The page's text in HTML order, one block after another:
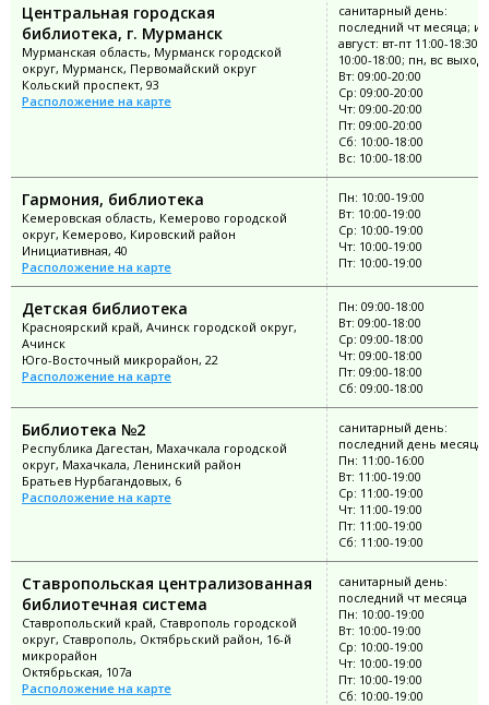
Центральная городская
библиотека, г. Мурманск
Мурманская область, Мурманск городской
округ, Мурманск, Первомайский округ
Кольский проспект, 93
Расположение на карте
санитарный день:
последний чт месяца;
август: вт-пт 11:00-18:30;
10:00-18:00; пн, вс
Вт: 09:00-20:00
Ср: 09:00-20:00
Чт: 09:00-20:00
Пт: 09:00-20:00
Сб: 10:00-18:00
Вс: 10:00-18:00
Гармония, библиотека
Кемеровская область, Кемерово городской
округ, Кемерово, Кировский район
Инициативная, 40
Расположение на карте
Пн: 10:00-19:00
Вт: 10:00-19:00
Ср: 10:00-19:00
Чт: 10:00-19:00
Пт: 10:00-19:00
Детская библиотека
Красноярский край, Ачинск городской округ,
Ачинск
Юго-Восточный микрорайон, 22
Расположение на карте
Пн: 09:00-18:00
Вт: 09:00-18:00
Ср: 09:00-18:00
Чт: 09:00-18:00
Пт: 09:00-18:00
Сб: 09:00-18:00
Библиотека №2
Республика Дагестан, Махачкала городской
округ, Махачкала, Ленинский район
Братьев Нурбагандовых, 6
Расположение на карте
санитарный день:
последний день месяца
Пн: 11:00-16:00
Вт: 11:00-19:00
Ср: 11:00-19:00
Чт: 11:00-19:00
Пт: 11:00-19:00
Сб: 11:00-19:00
Ставропольская централизованная
библиотечная система
Ставропольский край, Ставрополь городской
округ, Ставрополь, Октябрьский район, 16-й
микрорайон
Октябрьская, 107а
Расположение на карте
санитарный день:
последний чт месяца
Пн: 10:00-19:00
Вт: 10:00-19:00
Ср: 10:00-19:00
Чт: 10:00-19:00
Пт: 10:00-19:00
Сб: 10:00-19:00